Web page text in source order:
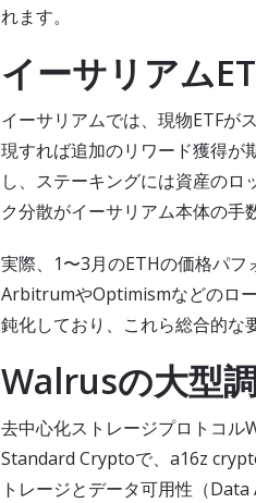
れます。
イーサリアム
イーサリアムでは、現物ETFが
現すれば追加のリワード獲得が
し、ステーキングには資産の
ク分散がイーサリアム本体の手
実際、1〜3月のETHの価格パフ
ArbitrumやOptimismなどのロ
鈍化しており、これら総合的な
Walrusの大型
去中心化ストレージプロトコル
Standard Cryptoで、a16z
トレージとデータ可用性（